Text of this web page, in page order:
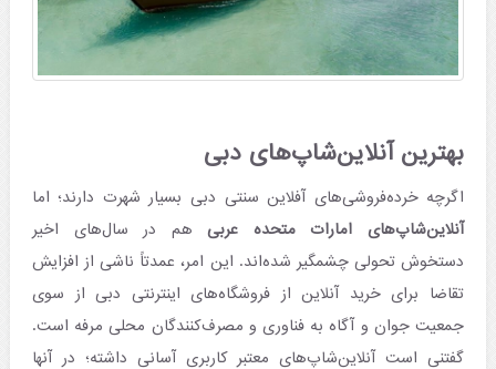
بهترین آنلاین‌شاپ‌های دبی
اگرچه خرده‌فروشی‌های آفلاین سنتی دبی بسیار شهرت دارند؛ اما
آنلاین‌شاپ‌های امارات متحده عربیهم در سال‌های اخیر
دستخوش تحولی چشمگیر شده‌اند. این امر، عمدتاً ناشی از افزایش
تقاضا برای خرید آنلاین از فروشگاه‌های اینترنتی دبی از سوی
جمعیت جوان و آگاه به فناوری و مصرف‌کنندگان محلی مرفه است.
گفتنی است آنلاین‌شاپ‌های معتبر کاربری آسانی داشته؛ در آنها